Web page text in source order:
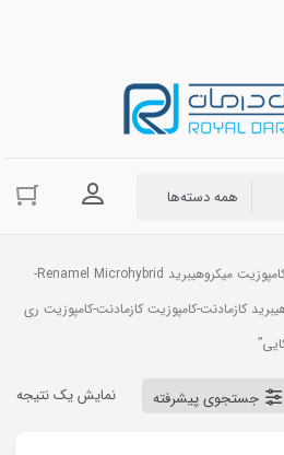
ورود به
محصولات برچسب خورده “کامپوزیت میکروهیبرید Renamel Microhybrid-
کازمادنت-کامپوزیت کازمادنت-کامپوزیت ری
نمایش یک نتیجه جستجوی پیشرفته